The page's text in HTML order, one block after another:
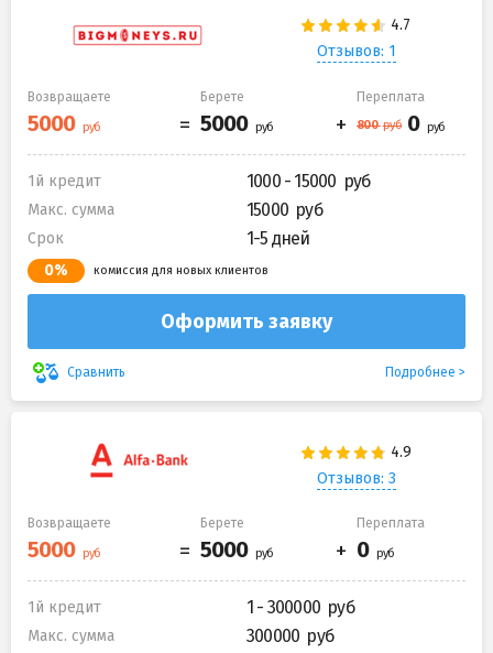
Отзывов: 1
Возвращаете Берете Переплата
1й кредит 1000 - 15000
Макс. сумма 15000
Срок 1-5 дней
0% комиссия для новых клиентов
Оформить заявку
Сравнить Подробнее
Отзывов: 3
Возвращаете Берете Переплата
1й кредит 1 - 300000
Макс. сумма 300000